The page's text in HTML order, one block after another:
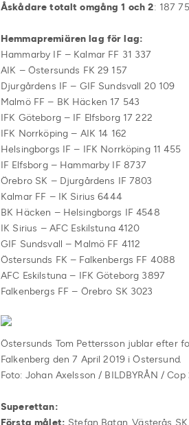
Åskådare totalt omgång 1 och 2: 187
Hemmapremiären lag för lag:
Hammarby IF – Kalmar FF 31 337
AIK – Östersunds FK 29 157
Djurgårdens IF – GIF Sundsvall 20 109
Malmö FF – BK Häcken 17 543
IFK Göteborg – IF Elfsborg 17 222
IFK Norrköping – AIK 14 162
Helsingborgs IF – IFK Norrköping 11 455
IF Elfsborg – Hammarby IF 8737
Örebro SK – Djurgårdens IF 7803
Kalmar FF – IK Sirius 6444
BK Häcken – Helsingborgs IF 4548
IK Sirius – AFC Eskilstuna 4120
GIF Sundsvall – Malmö FF 4112
Östersunds FK – Falkenbergs FF 4088
AFC Eskilstuna – IFK Göteborg 3897
Falkenbergs FF – Örebro SK 3023
Östersunds Tom Pettersson jublar efter
Falkenberg den 7 April 2019 i Östersund.
Foto: Johan Axelsson / BILDBYRÅN / Cop
Superettan:
Första målet: Stefan Batan, Västerås SK